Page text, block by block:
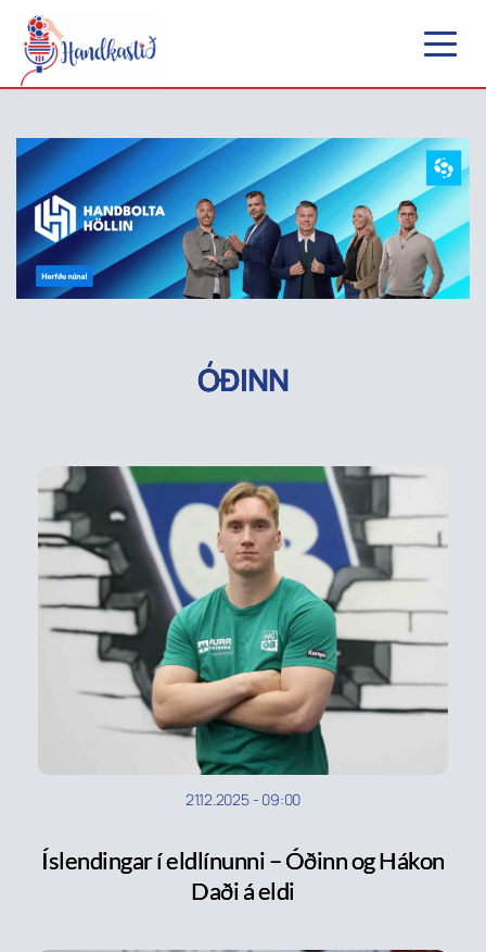
ÓÐINN
21.12.2025- 09:00
Íslendingar í eldlínunni – Óðinn og Hákon
Daði á eldi